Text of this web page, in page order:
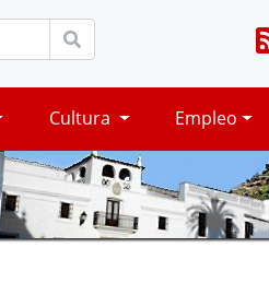
Cultura Empleo